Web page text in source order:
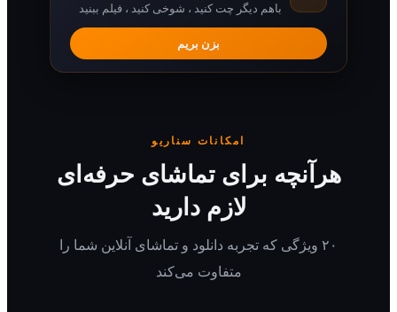
باهم دیگر چت کنید ، شوخی کنید ، فیلم ببنید
امکانات سناریو
برای تماشای حرفه‌ای
لازم دارید
۲۰ ویژگی که تجربه دانلود و تماشای آنلاین شما را
متفاوت می‌کند